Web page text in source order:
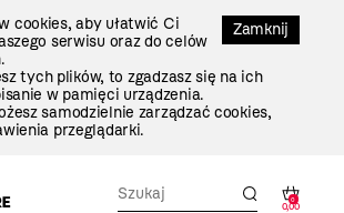
Zamknij
cookies, aby ułatwić Ci
serwisu oraz do celów
tych plików, to zgadzasz się na ich
w pamięci urządzenia.
samodzielnie zarządzać cookies,
przeglądarki.
0
0,00